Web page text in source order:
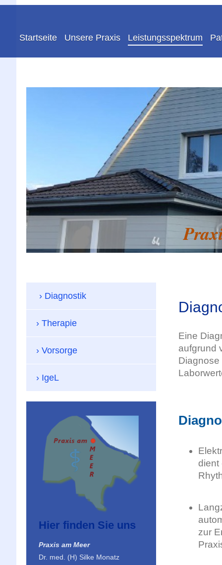
Startseite Unsere Praxis Leistungsspektrum
Eine
aufgrund
dient
zur
Diagnostik
Therapie
Vorsorge
IgeL
Hier finden Sie uns
Praxis am Meer
Dr. med. (H) Silke Monatz